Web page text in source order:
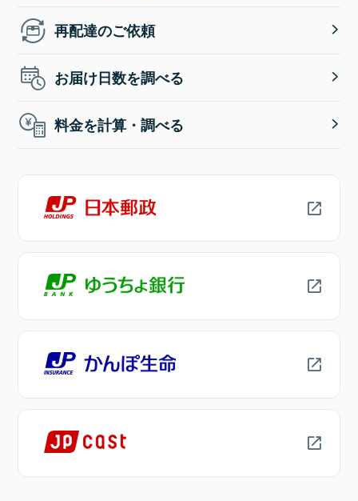
再配達のご依頼
お届け日数を調べる
料金を計算・調べる